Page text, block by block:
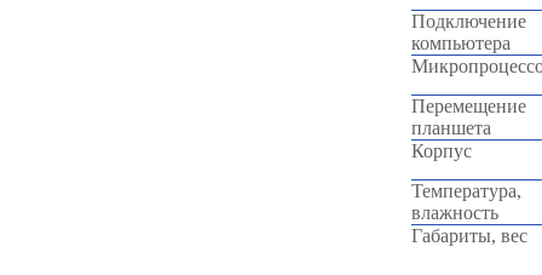
Подключение
компьютера
Перемещение
планшета
Корпус
Температура,
влажность
Габариты, вес